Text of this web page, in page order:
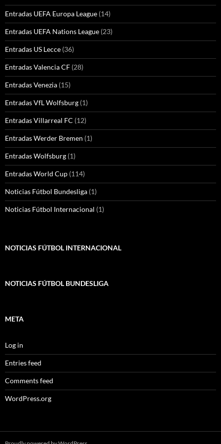
Entradas UEFA Europa League (14)
Entradas UEFA Nations League (23)
Entradas US Lecce (36)
Entradas Valencia CF (28)
Entradas Venezia (15)
Entradas VfL Wolfsburg (1)
Entradas Villarreal FC (12)
Entradas Werder Bremen (1)
Entradas Wolfsburg (1)
Entradas World Cup (114)
Noticias Fútbol Bundesliga (1)
Noticias Fútbol Internacional (1)
NOTICIAS FÚTBOL INTERNACIONAL
NOTICIAS FÚTBOL BUNDESLIGA
META
Log in
Entries feed
Comments feed
WordPress.org